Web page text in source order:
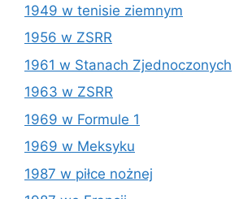
1949 w tenisie ziemnym
1956 w ZSRR
1961 w Stanach Zjednoczonych
1963 w ZSRR
1969 w Formule 1
1969 w Meksyku
1987 w piłce nożnej